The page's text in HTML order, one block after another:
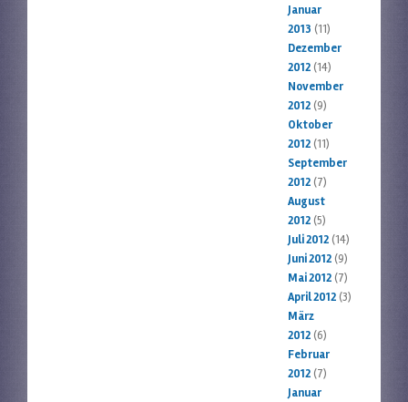
Januar
2013 (11)
Dezember
2012(14)
November
2012(9)
Oktober
2012(11)
September
2012(7)
August
2012(5)
Juli 2012(14)
Juni 2012(9)
Mai 2012(7)
April 2012(3)
März
2012(6)
Februar
2012(7)
Januar